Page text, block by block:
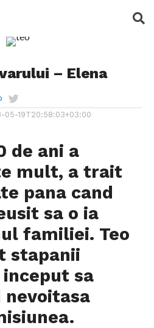
– Elena
05-19T20:58:03+03:00
de ani a
mult, a trait
pana cand
sa o ia
familiei. Teo
stapanii
sa
nevoitasa